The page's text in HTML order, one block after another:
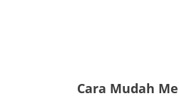
Cara Mudah